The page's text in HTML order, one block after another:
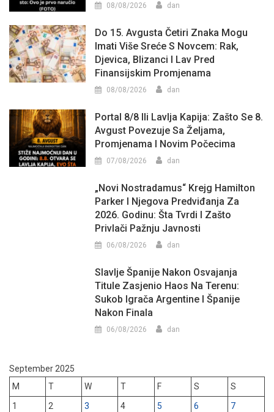
08/08/2026 dan
Do 15. Avgusta Četiri Znaka Mogu
Imati Više Sreće S Novcem: Rak,
Djevica, Blizanci I Lav Pred
Finansijskim Promjenama
08/08/2026 dan
Portal 8/8 Ili Lavlja Kapija: Zašto Se 8.
Avgust Povezuje Sa Željama,
Promjenama I Novim Počecima
07/08/2026 dan
„Novi Nostradamus“ Krejg Hamilton
Parker I Njegova Predviđanja Za
2026. Godinu: Šta Tvrdi I Zašto
Privlači Pažnju Javnosti
06/08/2026 dan
Slavlje Španije Nakon Osvajanja
Titule Zasjenio Haos Na Terenu:
Sukob Igrača Argentine I Španije
Nakon Finala
06/08/2026 dan
September 2025
M
T W T F S
S
1
2 3 4 5 6
7